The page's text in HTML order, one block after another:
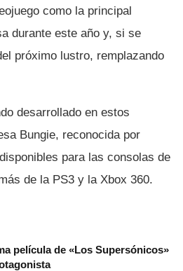
como la principal
durante este año y, si se
próximo lustro, remplazando
desarrollado en estos
Bungie, reconocida por
para las consolas de
de la PS3 y la Xbox 360.
película de «Los Supersónicos»